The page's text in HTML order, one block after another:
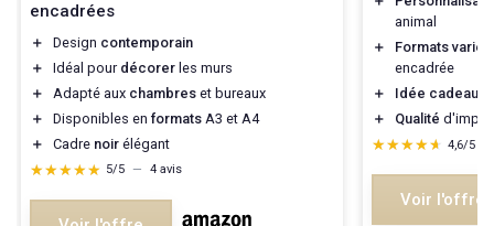
encadrées
＋ Design contemporain
＋
Idéal pour décorer les murs
＋
Adapté aux chambres et bureaux
＋
Disponibles en formats A3 et A4
＋
Cadre noir élégant
★★★★★
★★★★★ 5/5 — 4 avis
animal
＋
Formats variés
encadrée
＋
Idée cadeau
＋
Qualité
★★★★★
★★★★★ 4,6/5
Voir l'offre